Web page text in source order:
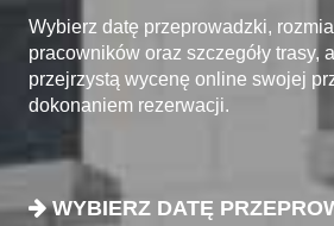
Wybierz datę przeprowadzki,
pracowników oraz szczegóły trasy,
przejrzystą wycenę online swojej
dokonaniem rezerwacji.
WYBIERZ DATĘ